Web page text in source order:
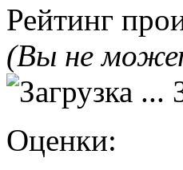
Рейтинг
(Вы не
Оценки: